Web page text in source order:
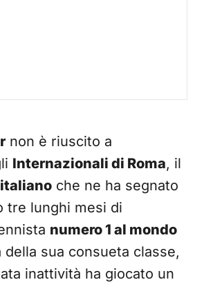
non è riuscito a
Internazionali di Roma, il
che ne ha segnato
tre lunghi mesi di
numero 1 al mondo
della sua consueta classe,
inattività ha giocato un